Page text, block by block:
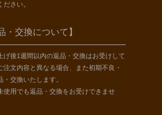
ださい。
・交換について】
げ後1週間以内の返品・交換はお受けして
注文内容と異なる場合、また初期不良・
交換いたします。
使用でも返品・交換をお受けできませ